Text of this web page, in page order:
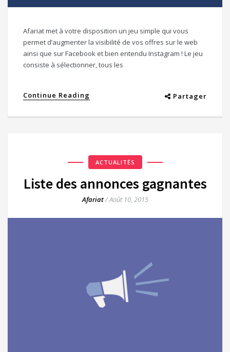
Afariat met à votre disposition un jeu simple qui vous
permet d’augmenter la visibilité de vos offres sur le web
ainsi que sur Facebook et bien entendu Instagram ! Le jeu
consiste à sélectionner, tous les
Continue Reading Partager
ACTUALITÉS
Liste des annonces gagnantes
Afariat/Août 10, 2015